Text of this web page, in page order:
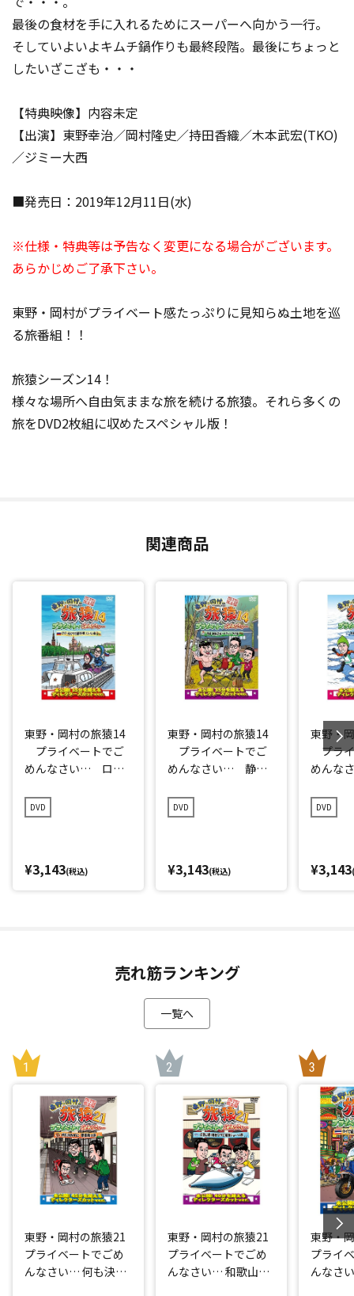
最後の食材を手に入れるためにスーパーへ向かう一行。
そしていよいよキムチ鍋作りも最終段階。最後にちょっと
したいざこざも・・・
【特典映像】内容未定
【出演】東野幸治／岡村隆史／持田香織／木本武宏(TKO)
／ジミー大西
■発売日：2019年12月11日(水)
※仕様・特典等は予告なく変更になる場合がございます。
あらかじめご了承下さい。
東野・岡村がプライベート感たっぷりに見知らぬ土地を巡
る旅番組！！
旅猿シーズン14！
様々な場所へ自由気ままな旅を続ける旅猿。それら多くの
旅をDVD2枚組に収めたスペシャル版！
関連商品
東野・岡村の旅猿14
プライベートでご
めんなさい… ロシ
の旅 ルンルン編
プレミアム完全版
DVD
¥3,143(税込)
東野・岡村の旅猿14
プライベートでご
めんなさい… 静
ャンプの旅 プレミ
アム完全版
DVD
¥3,143(税込)
東野・
プラ
めんな
旅 プ
版
DVD
¥3,143
売れ筋ランキング
一覧へ
東野・岡村の旅猿21
プライベートでごめ
んなさい… 何も決め
東野・岡村の旅猿21
プライベートでごめ
んなさい… 和歌山県
東野・
プライ
んなさ